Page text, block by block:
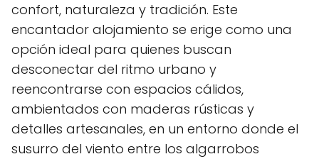
confort, naturaleza y tradición. Este
encantador alojamiento se erige como una
opción ideal para quienes buscan
desconectar del ritmo urbano y
reencontrarse con espacios cálidos,
ambientados con maderas rústicas y
detalles artesanales, en un entorno donde el
susurro del viento entre los algarrobos